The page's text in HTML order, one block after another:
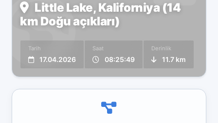
Little Lake, Kaliforniya (14
km Doğu açıkları)
Tarih
17.04.2026
Saat
08:25:49
Derinlik
11.7 km